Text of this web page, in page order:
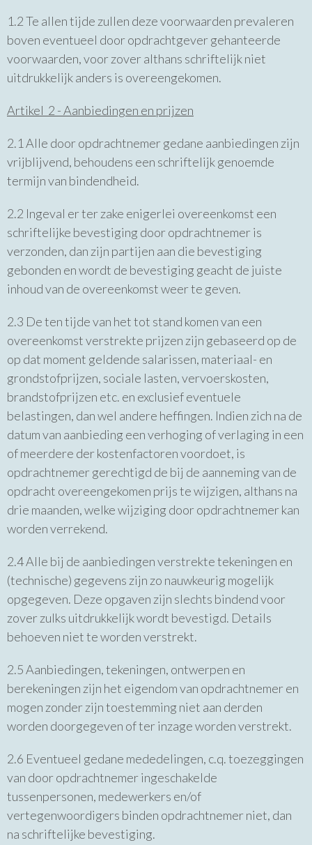
1.2 Te allen tijde zullen deze voorwaarden prevaleren
boven eventueel door opdrachtgever gehanteerde
voorwaarden, voor zover althans schriftelijk niet
uitdrukkelijk anders is overeengekomen.
Artikel 2 - Aanbiedingen en prijzen
2.1 Alle door opdrachtnemer gedane aanbiedingen zijn
vrijblijvend, behoudens een schriftelijk genoemde
termijn van bindendheid.
2.2 Ingeval er ter zake enigerlei overeenkomst een
schriftelijke bevestiging door opdrachtnemer is
verzonden, dan zijn partijen aan die bevestiging
gebonden en wordt de bevestiging geacht de juiste
inhoud van de overeenkomst weer te geven.
2.3 De ten tijde van het tot stand komen van een
overeenkomst verstrekte prijzen zijn gebaseerd op de
op dat moment geldende salarissen, materiaal- en
grondstofprijzen, sociale lasten, vervoerskosten,
brandstofprijzen etc. en exclusief eventuele
belastingen, dan wel andere heffingen. Indien zich na de
datum van aanbieding een verhoging of verlaging in een
of meerdere der kostenfactoren voordoet, is
opdrachtnemer gerechtigd de bij de aanneming van de
opdracht overeengekomen prijs te wijzigen, althans na
drie maanden, welke wijziging door opdrachtnemer kan
worden verrekend.
2.4 Alle bij de aanbiedingen verstrekte tekeningen en
(technische) gegevens zijn zo nauwkeurig mogelijk
opgegeven. Deze opgaven zijn slechts bindend voor
zover zulks uitdrukkelijk wordt bevestigd. Details
behoeven niet te worden verstrekt.
2.5 Aanbiedingen, tekeningen, ontwerpen en
berekeningen zijn het eigendom van opdrachtnemer en
mogen zonder zijn toestemming niet aan derden
worden doorgegeven of ter inzage worden verstrekt.
2.6 Eventueel gedane mededelingen, c.q. toezeggingen
van door opdrachtnemer ingeschakelde
tussenpersonen, medewerkers en/of
vertegenwoordigers binden opdrachtnemer niet, dan
na schriftelijke bevestiging.